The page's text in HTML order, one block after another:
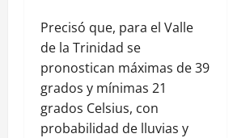
Precisó que, para el Valle
de la Trinidad se
pronostican máximas de 39
grados y mínimas 21
grados Celsius, con
probabilidad de lluvias y